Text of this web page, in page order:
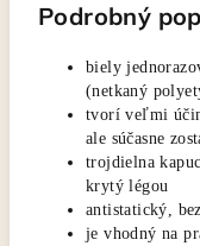
Podrobný
biely
(netkaný
tvorí veľmi
ale súčasne
trojdielna
krytý légou
antistatický,
je vhodný na